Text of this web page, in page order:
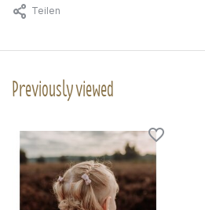
Teilen
Previously viewed